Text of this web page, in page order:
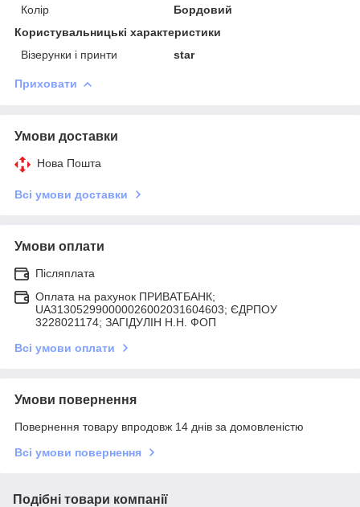
Колір
Бордовий
Користувальницькі характеристики
Візерунки і принти
star
Приховати
Умови доставки
Нова Пошта
Всі умови доставки
Умови оплати
Післяплата
Оплата на рахунок ПРИВАТБАНК;
UA313052990000026002031604603; ЄДРПОУ
3228021174; ЗАГIДУЛIН Н.Н. ФОП
Всі умови оплати
Умови повернення
Повернення товару впродовж 14 днів за домовленістю
Всі умови повернення
Подібні товари компанії